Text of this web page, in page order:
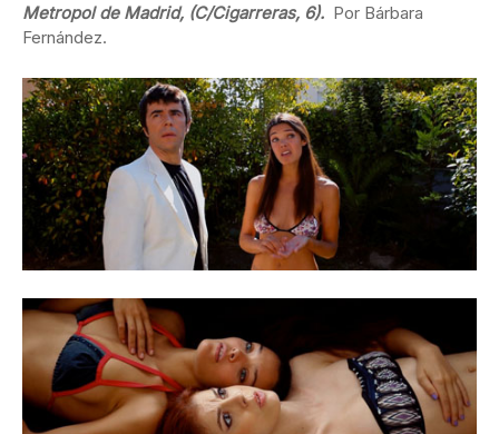
Metropol de Madrid, (C/Cigarreras, 6). Por Bárbara
Fernández.